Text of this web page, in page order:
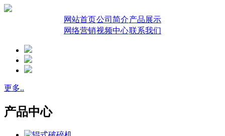
网站首页公司简介产品展示
网络营销视频中心联系我们
更多..
产品中心